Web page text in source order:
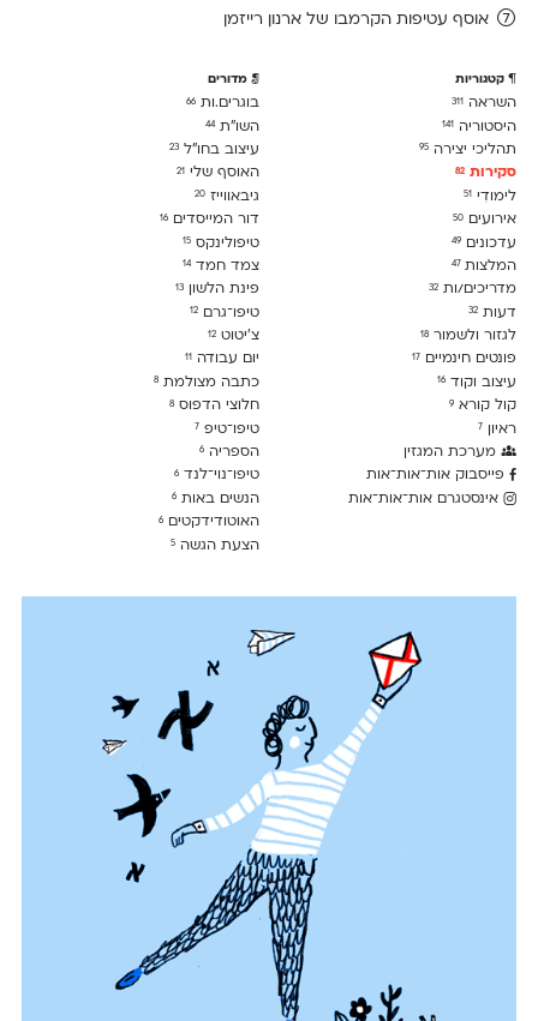
אוסף עטיפות הקרמבו של ארנון רייזמן
קטגוריות
השראה 311
היסטוריה 141
תהליכי יצירה 95
סקירות 82
לימודִי 51
אירועים 50
עדכונים 49
המלצות47
מדריכים/ות 32
דעות 32
לגזור ולשמור 18
פונטים חינמיים 17
עיצוב וקוד 16
קול קורא 9
ראיון 7
מערכת המגזין
פייסבוק אות־אות־אות
אינסטגרם אות־אות־אות
מדורים
בוגרים.ות66
השו״ת44
עיצוב בחו"ל23
האוסף שלי21
גיבאווייז20
דור המייסדים16
טיפולינקס15
צמד חמד14
פינת הלשון13
טיפו־גרם12
צ׳יטוט12
יום עבודה11
כתבה מצולמת8
חלוצי הדפוס8
טיפו־טיפ7
הספריה6
טיפו־נוי־לנד6
הנשים באות6
האוטודידקטים6
הצעת הגשה5